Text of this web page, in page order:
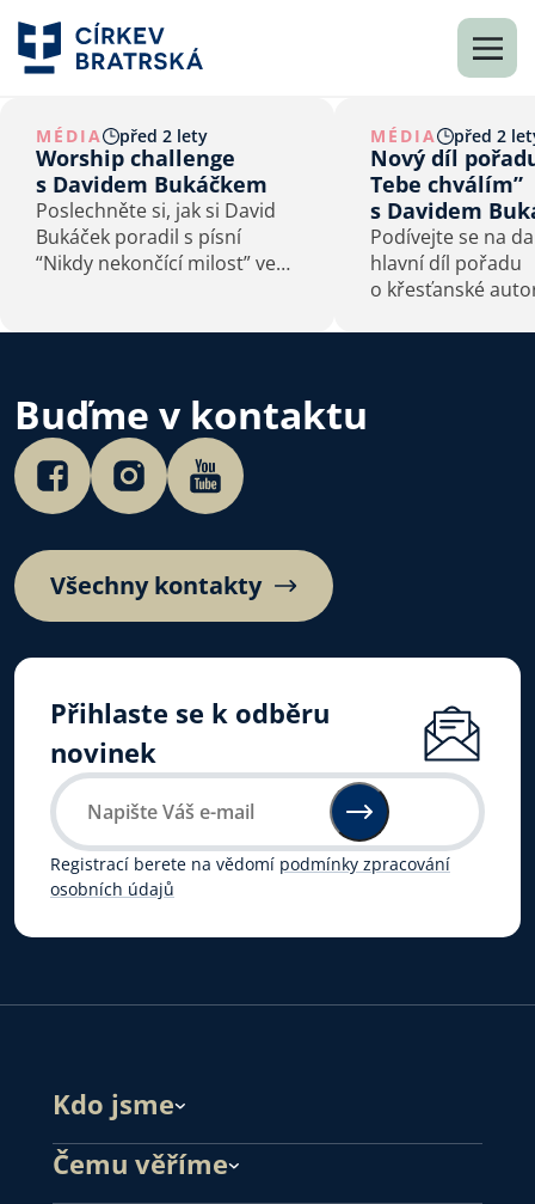
MÉDIA před 2 lety
Worship challenge
s Davidem Bukáčkem
Poslechněte si, jak si David
Bukáček poradil s písní
“Nikdy nekončící milost” ve
MÉDIA před 2
Nový díl
Tebe chválím”
s Davidem
Podívejte se na
hlavní díl pořadu
o křesťanské
Buďme v kontaktu
Všechny kontakty
Přihlaste se k odběru
novinek
Registrací berete na vědomí podmínky zpracování
osobních údajů
Kdo jsme
Čemu věříme